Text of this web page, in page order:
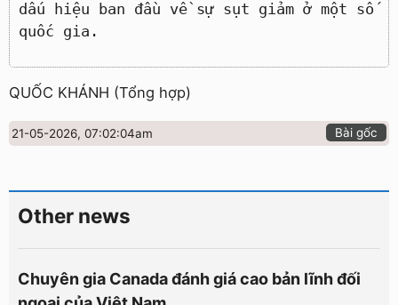
dấu hiệu ban đầu về sự sụt giảm ở một số
quốc gia.
QUỐC KHÁNH (Tổng hợp)
21-05-2026, 07:02:04am Bài gốc
Other news
Chuyên gia Canada đánh giá cao bản lĩnh đối